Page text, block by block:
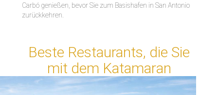
Carbó genießen, bevor Sie zum Basishafen in San Antonio
zurückkehren.
Beste Restaurants, die Sie
mit dem Katamaran